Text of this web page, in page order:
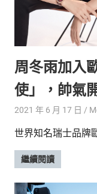
周冬雨加入
使」，帥氣
2021 年 6 月 17 日
世界知名瑞士品牌
繼續閱讀